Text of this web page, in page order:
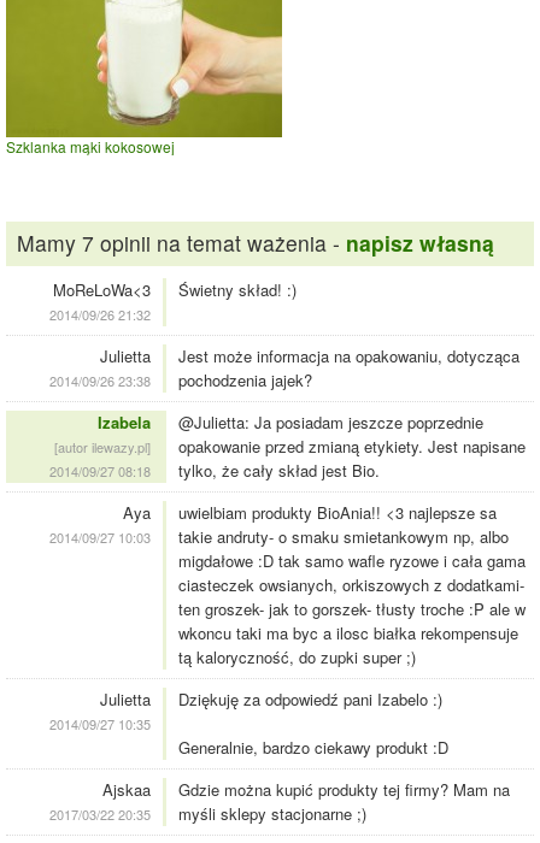
Szklanka mąki kokosowej
Mamy 7 opinii na temat ważenia - napisz własną
MoReLoWa<3
2014/09/26 21:32
Świetny skład! :)
Julietta
2014/09/26 23:38
Jest może informacja na opakowaniu, dotycząca
pochodzenia jajek?
Izabela
[autor ilewazy.pl]
2014/09/27 08:18
@Julietta: Ja posiadam jeszcze poprzednie
opakowanie przed zmianą etykiety. Jest napisane
tylko, że cały skład jest Bio.
Aya
2014/09/27 10:03
uwielbiam produkty BioAnia!! <3 najlepsze sa
takie andruty- o smaku smietankowym np, albo
migdałowe :D tak samo wafle ryzowe i cała gama
ciasteczek owsianych, orkiszowych z dodatkami-
ten groszek- jak to gorszek- tłusty troche :P ale w
wkoncu taki ma byc a ilosc białka rekompensuje
tą kaloryczność, do zupki super ;)
Julietta
2014/09/27 10:35
Dziękuję za odpowiedź pani Izabelo :)
Generalnie, bardzo ciekawy produkt :D
Ajskaa
2017/03/22 20:35
Gdzie można kupić produkty tej firmy? Mam na
myśli sklepy stacjonarne ;)